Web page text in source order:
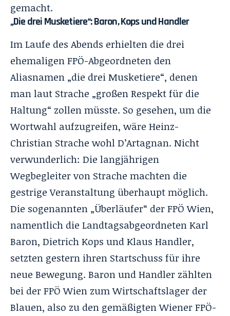
gemacht.
„Die drei Musketiere“: Baron, Kops und Handler
Im Laufe des Abends erhielten die drei
ehemaligen FPÖ-Abgeordneten den
Aliasnamen „die drei Musketiere“, denen
man laut Strache „großen Respekt für die
Haltung“ zollen müsste. So gesehen, um die
Wortwahl aufzugreifen, wäre Heinz-
Christian Strache wohl D’Artagnan. Nicht
verwunderlich: Die langjährigen
Wegbegleiter von Strache machten die
gestrige Veranstaltung überhaupt möglich.
Die sogenannten „Überläufer“ der FPÖ Wien,
namentlich die Landtagsabgeordneten Karl
Baron, Dietrich Kops und Klaus Handler,
setzten gestern ihren Startschuss für ihre
neue Bewegung. Baron und Handler zählten
bei der FPÖ Wien zum Wirtschaftslager der
Blauen, also zu den gemäßigten Wiener FPÖ-